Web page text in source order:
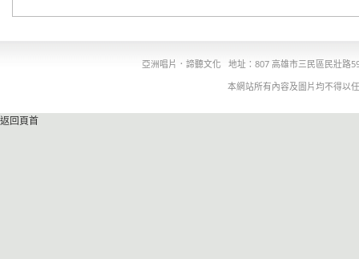
亞洲唱片．諦聽文化
地址：807 高雄市三民區民壯路
本網站所有內容及圖片均不得以
返回頁首